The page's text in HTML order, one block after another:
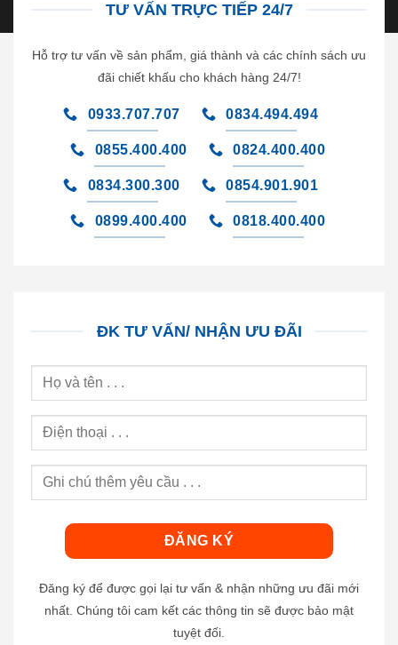
TƯ VẤN TRỰC TIẾP 24/7
Hỗ trợ tư vấn về sản phẩm, giá thành và các chính sách ưu
đãi chiết khấu cho khách hàng 24/7!
0933.707.707 0834.494.494
0855.400.400 0824.400.400
0834.300.300 0854.901.901
0899.400.400 0818.400.400
ĐK TƯ VẤN/ NHẬN ƯU ĐÃI
Đăng ký để được gọi lại tư vấn & nhận những ưu đãi mới
nhất. Chúng tôi cam kết các thông tin sẽ được bảo mật
tuyệt đối.